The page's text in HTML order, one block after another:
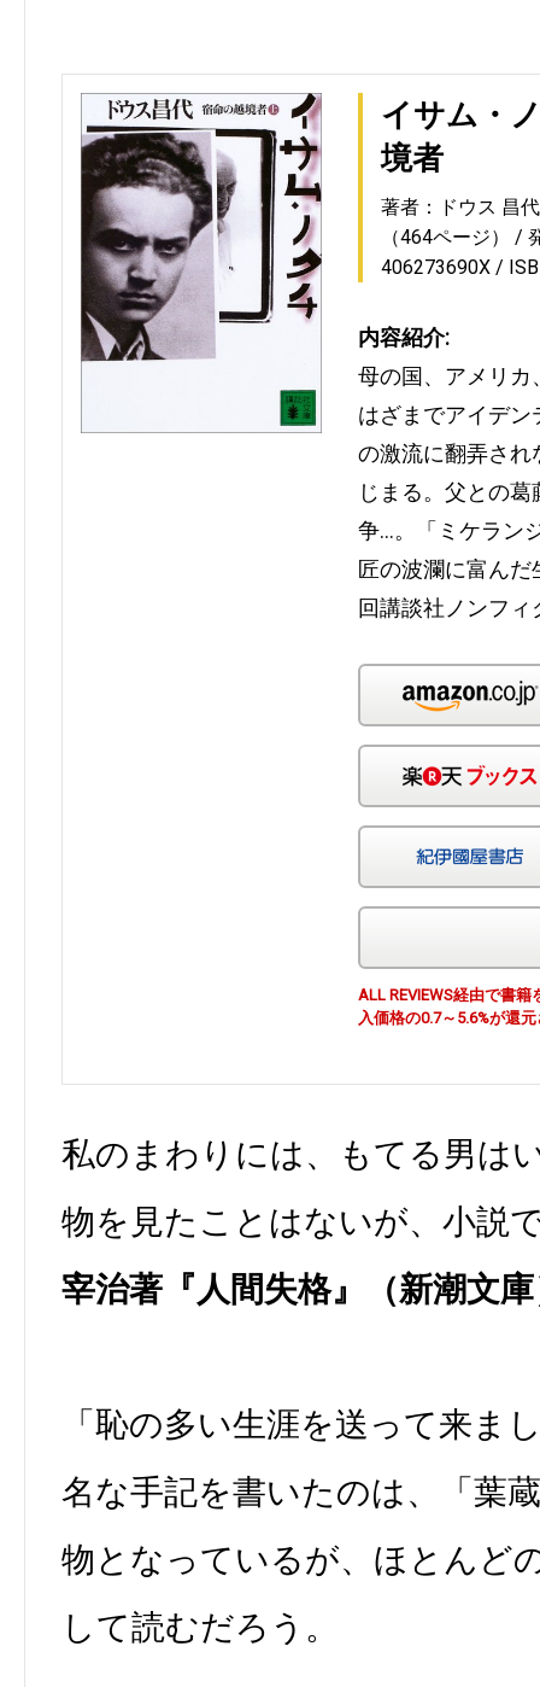
イサム・
境者
著者：ドウス 昌代
（464ページ）
406273690X
内容紹介:
母の国、アメリカ
はざまでアイデ
の激流に翻弄され
じまる。父との
争…。「ミケラン
匠の波瀾に富ん
回講談社ノンフ
ALL REVIEWS経由で書
入価格の0.7～5.6%が還
私のまわりには、もてる男は
物を見たことはないが、小説
宰治著『人間失格』（新潮文
「恥の多い生涯を送って来ま
名な手記を書いたのは、「葉
物となっているが、ほとんど
して読むだろう。